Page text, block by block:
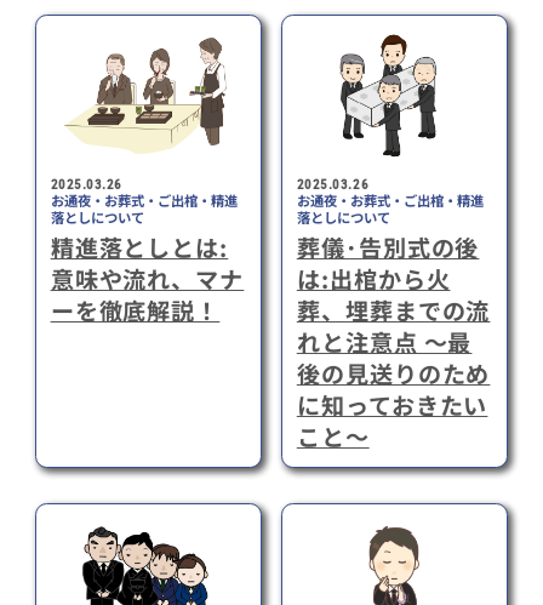
2025.03.26
お通夜・お葬式・ご出棺・精進
落としについて
精進落としとは:
意味や流れ、マナ
ーを徹底解説！
2025.03.26
お通夜・お葬式・ご出棺・精進
落としについて
葬儀･告別式の後
は:出棺から火
葬、埋葬までの流
れと注意点 ～最
後の見送りのため
に知っておきたい
こと～